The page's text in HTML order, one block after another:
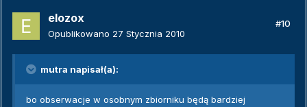
elozox
Opublikowano 27 Stycznia 2010
#10
mutra napisał(a):
bo obserwacje w osobnym zbiorniku będą bardziej